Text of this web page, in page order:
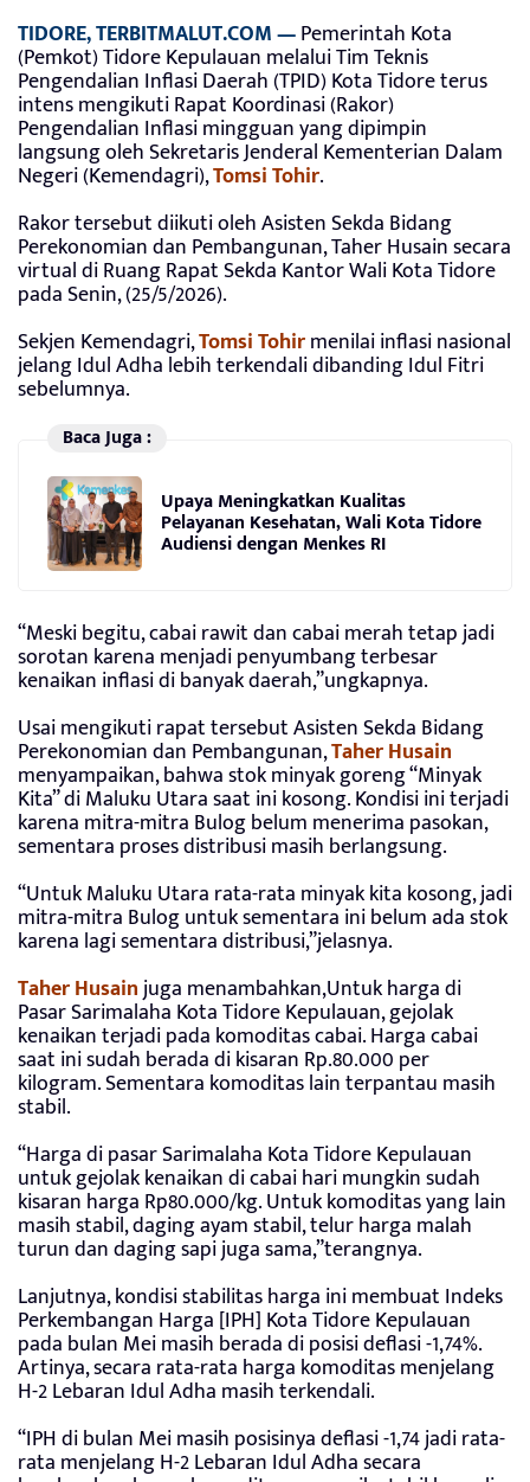
TIDORE, TERBITMALUT.COM —Pemerintah Kota
(Pemkot) Tidore Kepulauan melalui Tim Teknis
Pengendalian Inflasi Daerah (TPID) Kota Tidore terus
intens mengikuti Rapat Koordinasi (Rakor)
Pengendalian Inflasi mingguan yang dipimpin
langsung oleh Sekretaris Jenderal Kementerian Dalam
Negeri (Kemendagri),Tomsi Tohir.
Rakor tersebut diikuti oleh Asisten Sekda Bidang
Perekonomian dan Pembangunan, Taher Husain secara
virtual di Ruang Rapat Sekda Kantor Wali Kota Tidore
pada Senin, (25/5/2026).
Sekjen Kemendagri,Tomsi Tohirmenilai inflasi nasional
jelang Idul Adha lebih terkendali dibanding Idul Fitri
sebelumnya.
Baca Juga :
Upaya Meningkatkan Kualitas
Pelayanan Kesehatan, Wali Kota Tidore
Audiensi dengan Menkes RI
“Meski begitu, cabai rawit dan cabai merah tetap jadi
sorotan karena menjadi penyumbang terbesar
kenaikan inflasi di banyak daerah,”ungkapnya.
Usai mengikuti rapat tersebut Asisten Sekda Bidang
Perekonomian dan Pembangunan,Taher Husain
menyampaikan, bahwa stok minyak goreng “Minyak
Kita” di Maluku Utara saat ini kosong. Kondisi ini terjadi
karena mitra-mitra Bulog belum menerima pasokan,
sementara proses distribusi masih berlangsung.
“Untuk Maluku Utara rata-rata minyak kita kosong, jadi
mitra-mitra Bulog untuk sementara ini belum ada stok
karena lagi sementara distribusi,”jelasnya.
Taher Husainjuga menambahkan,Untuk harga di
Pasar Sarimalaha Kota Tidore Kepulauan, gejolak
kenaikan terjadi pada komoditas cabai. Harga cabai
saat ini sudah berada di kisaran Rp.80.000 per
kilogram. Sementara komoditas lain terpantau masih
stabil.
“Harga di pasar Sarimalaha Kota Tidore Kepulauan
untuk gejolak kenaikan di cabai hari mungkin sudah
kisaran harga Rp80.000/kg. Untuk komoditas yang lain
masih stabil, daging ayam stabil, telur harga malah
turun dan daging sapi juga sama,”terangnya.
Lanjutnya, kondisi stabilitas harga ini membuat Indeks
Perkembangan Harga [IPH] Kota Tidore Kepulauan
pada bulan Mei masih berada di posisi deflasi -1,74%.
Artinya, secara rata-rata harga komoditas menjelang
H-2 Lebaran Idul Adha masih terkendali.
“IPH di bulan Mei masih posisinya deflasi -1,74 jadi rata-
rata menjelang H-2 Lebaran Idul Adha secara